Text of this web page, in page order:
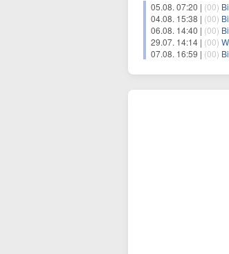
05.08. 07:20 | (00)
04.08. 15:38 | (00)
06.08. 14:40 | (00)
29.07. 14:14 | (00)
07.08. 16:59 | (00)